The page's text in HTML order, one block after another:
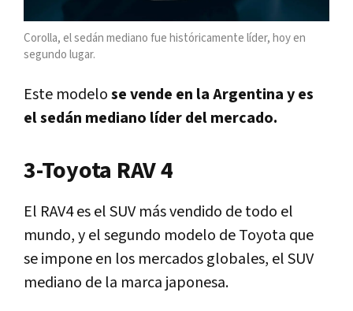
Corolla, el sedán mediano fue históricamente líder, hoy en
segundo lugar.
Este modelose vende en la Argentina y es
el sedán mediano líder del mercado.
3-Toyota RAV 4
El RAV4 es el SUV más vendido de todo el
mundo, y el segundo modelo de Toyota que
se impone en los mercados globales, el SUV
mediano de la marca japonesa.